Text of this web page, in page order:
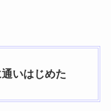
いはじめた